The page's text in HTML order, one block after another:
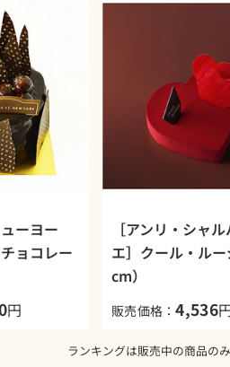
ーヨー
ョコレー
円
［アンリ・シャ
エ］クール・ル
cm）
販売価格：4,536
ランキングは販売中の商品の